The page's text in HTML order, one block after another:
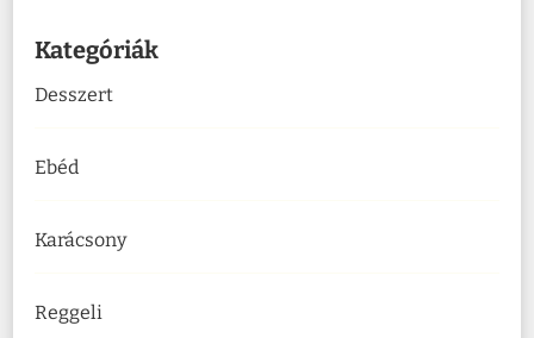
Kategóriák
Desszert
Ebéd
Karácsony
Reggeli